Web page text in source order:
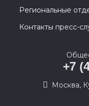
Региональные
Контакты пресс-
+7
Москва,